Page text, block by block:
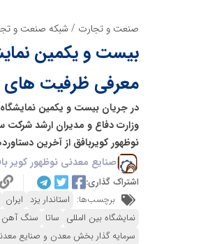
صنعت و تجارت / شبکه صنعت و
بیست و یکمین
معرفی ظرفیت های
وزارت دفاع و مدیران ارشد شرکت
نوظهور کویربافق از آخرین
صنایع معدنی نوظهور کویر
اشتراک گذاری:
برچسب‌ها: استاندار یزد ایران
نمایشگاه بین المللی ساتا سنگ آهن
سرمایه گذار بخش معدن و صنایع